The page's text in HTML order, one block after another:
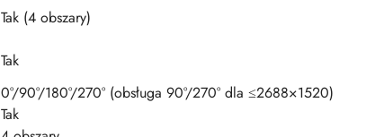
Tak (4 obszary)
Tak
0°/90°/180°/270° (obsługa 90°/270° dla ≤2688×1520)
Tak